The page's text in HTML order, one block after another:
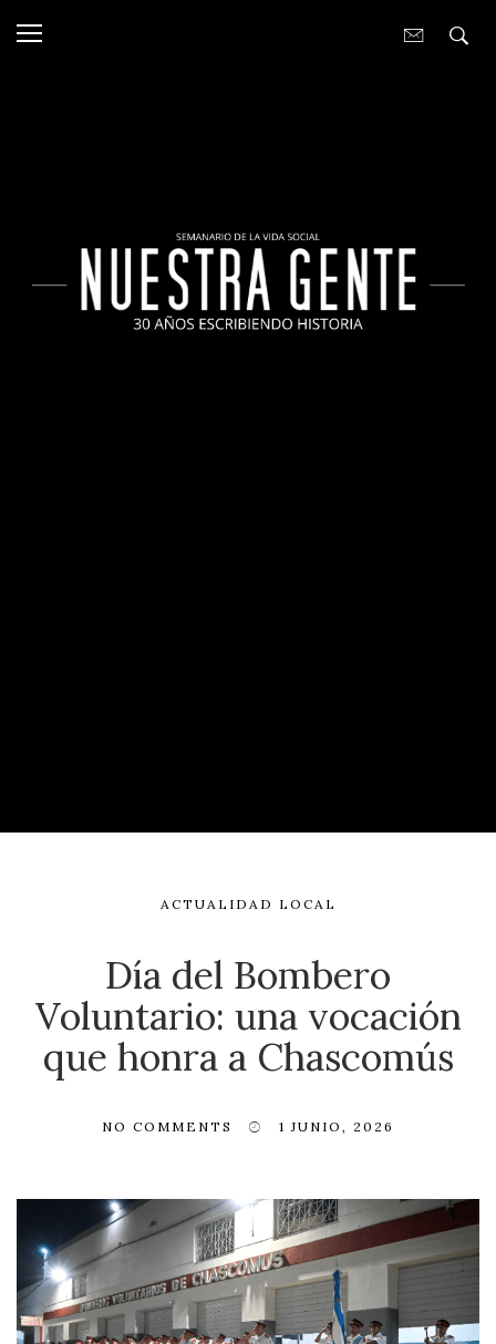
ACTUALIDAD LOCAL
Día del Bombero
Voluntario: una vocación
que honra a Chascomús
NO COMMENTS 1 JUNIO, 2026